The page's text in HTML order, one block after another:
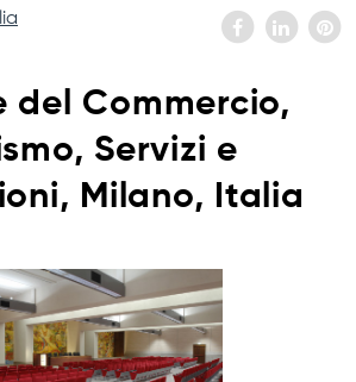
del Commercio,
Servizi e
Milano, Italia